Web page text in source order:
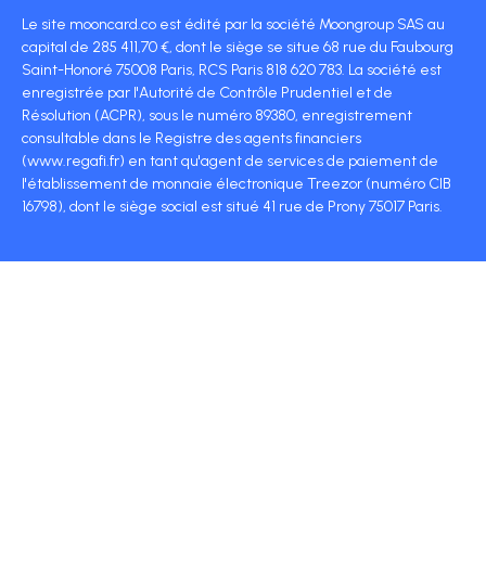
Le site mooncard.co est édité par la société Moongroup SAS au
capital de 285 411,70 €, dont le siège se situe 68 rue du Faubourg
Saint-Honoré 75008 Paris, RCS Paris 818 620 783. La société est
enregistrée par l'Autorité de Contrôle Prudentiel et de
Résolution (ACPR), sous le numéro 89380, enregistrement
consultable dans le Registre des agents financiers
(www.regafi.fr) en tant qu'agent de services de paiement de
l'établissement de monnaie électronique Treezor (numéro CIB
16798), dont le siège social est situé 41 rue de Prony 75017 Paris.